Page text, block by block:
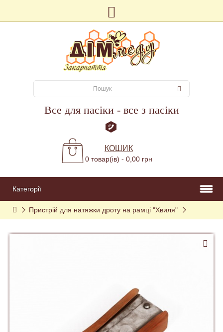
Все для пасіки - все з пасіки
КОШИК
0 товар(ів) - 0,00 грн
Категорії
Пристрій для натяжки дроту на рамці "Хвиля"